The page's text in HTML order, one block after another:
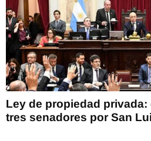
Ley de propiedad
tres senadores por San